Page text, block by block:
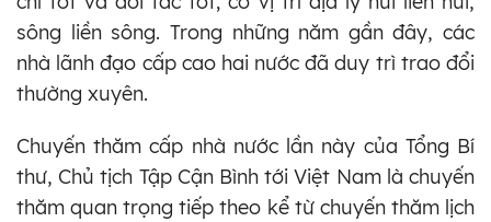
sông liền sông. Trong những năm gần đây, các
nhà lãnh đạo cấp cao hai nước đã duy trì trao đổi
thường xuyên.
Chuyến thăm cấp nhà nước lần này của Tổng Bí
thư, Chủ tịch Tập Cận Bình tới Việt Nam là chuyến
thăm quan trọng tiếp theo kể từ chuyến thăm lịch